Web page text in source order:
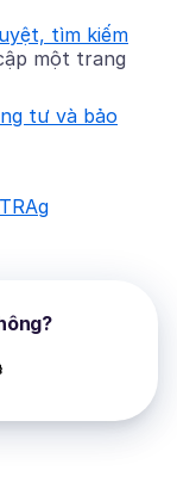
tìm kiếm
một trang
tư và bảo